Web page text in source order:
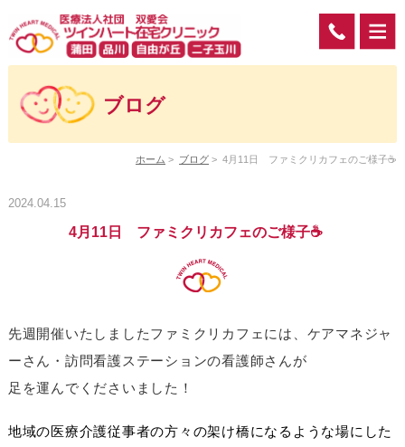
ブログ
ホーム > ブログ > 4月11日 ファミクリカフェのご様子☕
2024.04.15
4月11日 ファミクリカフェのご様子☕
先週開催いたしましたファミクリカフェには、 ケアマネジャ
ーさん・ 訪問看護ステーションの看護師さんが
足を運んでくださいました！
地域の医療介護従事者の方々の架け橋になるような場にした